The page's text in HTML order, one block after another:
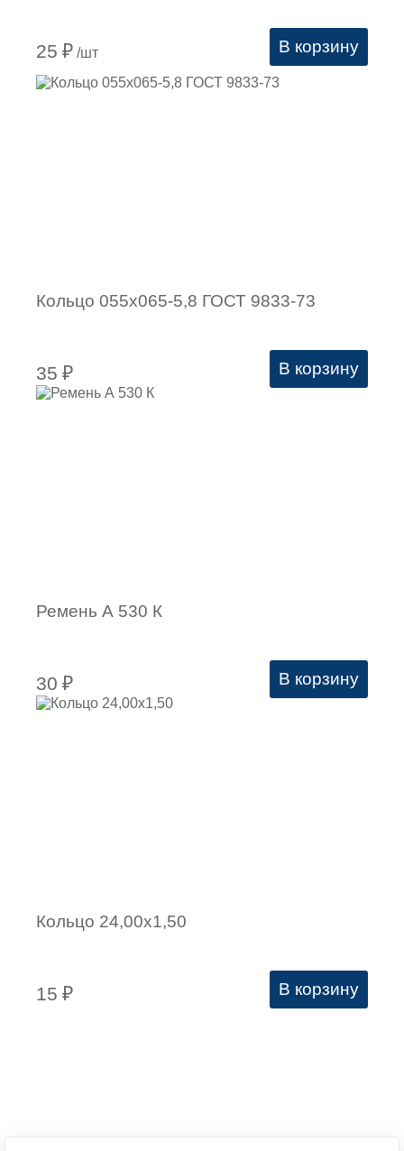
25 ₽ /шт В корзину
Кольцо 055х065-5,8 ГОСТ 9833-73
35 ₽ В корзину
Ремень А 530 К
30 ₽ В корзину
Кольцо 24,00х1,50
15 ₽ В корзину